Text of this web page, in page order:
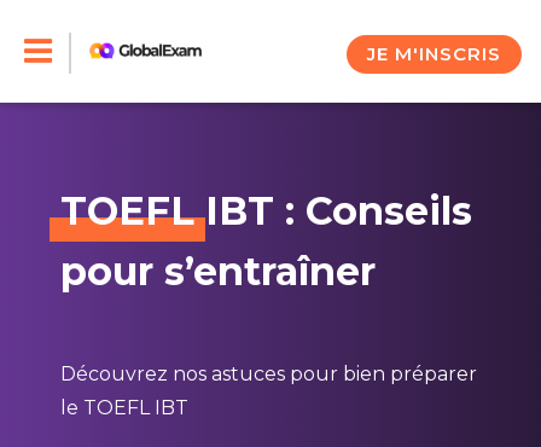
JE M'INSCRIS
TOEFLIBT : Conseils
pour s’entraîner
Découvrez nos astuces pour bien préparer
le TOEFL IBT